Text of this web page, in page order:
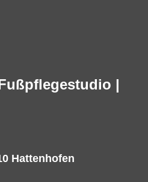
|
Hattenhofen